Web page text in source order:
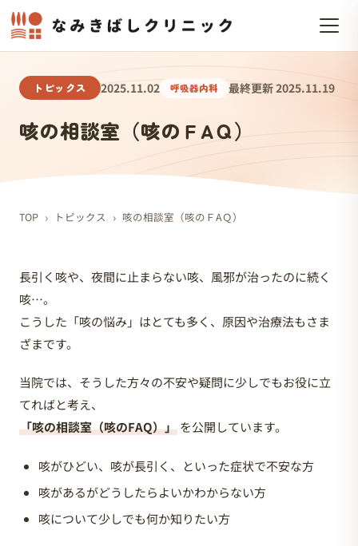
トピックス 2025.11.02 呼吸器内科 最終更新 2025.11.19
咳の相談室（咳のＦAＱ）
TOP › トピックス › 咳の相談室（咳のＦAＱ）
長引く咳や、夜間に止まらない咳、風邪が治ったのに続く
咳…。
こうした「咳の悩み」はとても多く、原因や治療法もさま
ざまです。
当院では、そうした方々の不安や疑問に少しでもお役に立
てればと考え、
「咳の相談室（咳のFAQ）」 を公開しています。
咳がひどい、咳が長引く、といった症状で不安な方
咳があるがどうしたらよいかわからない方
咳について少しでも何か知りたい方